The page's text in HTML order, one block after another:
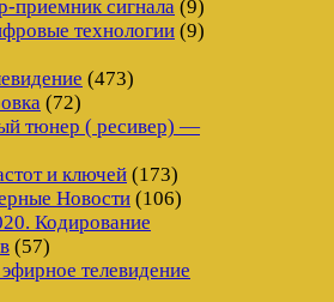
приемник сигнала (9)
технологии (9)
(473)
(72)
тюнер ( ресивер) —
и ключей (173)
Новости (106)
Кодирование
(57)
телевидение